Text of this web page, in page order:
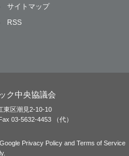
サイトマップ
RSS
ク中央協議会
東区潮見2-10-10
03-5632-4453 （代）
Privacy Policy and Terms of Service